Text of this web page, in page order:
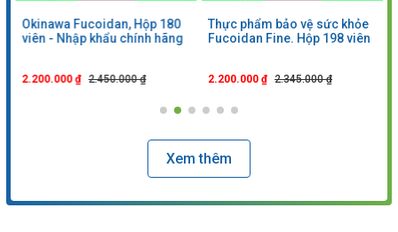
Thực phẩm bảo vệ sức khỏe
Fucoidan Fine. Hộp 198 viên
2.200.000 ₫ 2.345.000 ₫
Viên nang Mozuku Fucoidan
Nozomi. Hộp 150 viên
2.650.000 ₫ 2.700.000 ₫
Xem thêm